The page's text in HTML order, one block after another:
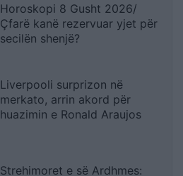
Horoskopi 8 Gusht 2026/
Çfarë kanë rezervuar yjet për
secilën shenjë?
Liverpooli surprizon në
merkato, arrin akord për
huazimin e Ronald Araujos
Strehimoret e së Ardhmes: